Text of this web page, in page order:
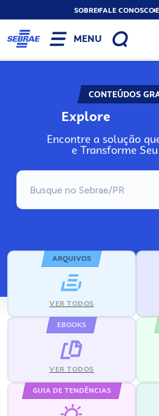
SOBREFALE CONOSCO
MENU
CONTEÚDOS
Explore
Encontre a solução
e Transforme
ARQUIVOS
VER TODOS
EBOOKS
VER TODOS
GUIA DE TENDÊNCIAS